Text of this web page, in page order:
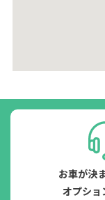
お車が決
オプショ